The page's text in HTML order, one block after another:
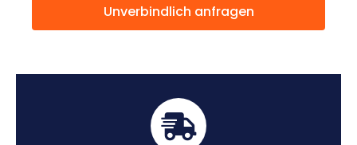
Unverbindlich anfragen